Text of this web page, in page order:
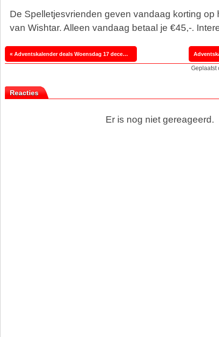
De Spelletjesvrienden geven vandaag korting op
van Wishtar. Alleen vandaag betaal je €45,-.
« Adventskalender deals Woensdag 17 december
Geplaatst
Reacties
Er is nog niet gereageerd.